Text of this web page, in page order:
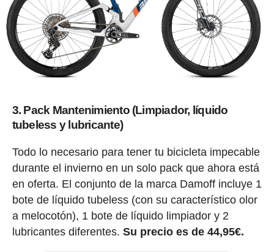
3. Pack Mantenimiento (Limpiador, líquido
tubeless y lubricante)
Todo lo necesario para tener tu bicicleta impecable
durante el invierno en un solo pack que ahora está
en oferta. El conjunto de la marca Damoff incluye 1
bote de líquido tubeless (con su característico olor
a melocotón), 1 bote de líquido limpiador y 2
lubricantes diferentes. Su precio es de 44,95€.